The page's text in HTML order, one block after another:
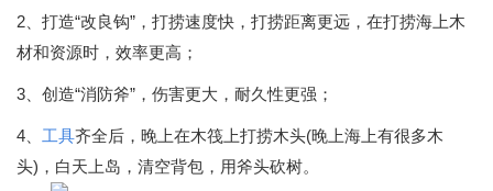
2、打造“改良钩”，打捞速度快，打捞距离更远，在打捞海上木
材和资源时，效率更高；
3、创造“消防斧”，伤害更大，耐久性更强；
4、 工具齐全后，晚上在木筏上打捞木头(晚上海上有很多木
头)，白天上岛，清空背包，用斧头砍树。